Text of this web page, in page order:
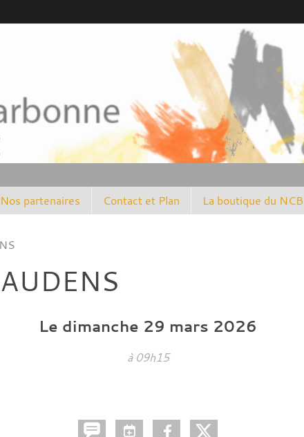
Nos partenaires Contact et Plan La boutique du NCB
Le dimanche 29 mars 2026
à 09h15